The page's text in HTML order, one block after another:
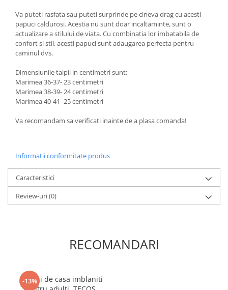
Va puteti rasfata sau puteti surprinde pe cineva drag cu acesti
papuci caldurosi. Acestia nu sunt doar incaltaminte, sunt o
actualizare a stilului de viata. Cu combinatia lor imbatabila de
confort si stil, acesti papuci sunt adaugarea perfecta pentru
caminul dvs.
Dimensiunile talpii in centimetri sunt:
Marimea 36-37- 23 centimetri
Marimea 38-39- 24 centimetri
Marimea 40-41- 25 centimetri
Va recomandam sa verificati inainte de a plasa comanda!
Informatii conformitate produs
Caracteristici
Review-uri(0)
RECOMANDARI
-13%
Papuci de casa imblaniti